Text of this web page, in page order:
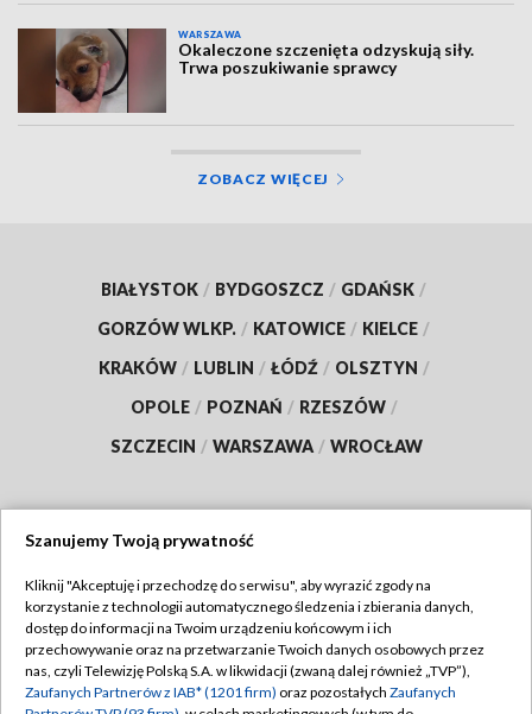
WARSZAWA
Okaleczone szczenięta odzyskują siły.
Trwa poszukiwanie sprawcy
ZOBACZ WIĘCEJ
BIAŁYSTOK / BYDGOSZCZ / GDAŃSK /
GORZÓW WLKP. / KATOWICE / KIELCE /
KRAKÓW / LUBLIN / ŁÓDŹ / OLSZTYN /
OPOLE / POZNAŃ / RZESZÓW /
SZCZECIN / WARSZAWA / WROCŁAW
TVP
Abonament TVP
Emisja w TVP
Regulamin TVP
Polityka prywatności
Szanujemy Twoją prywatność
Kliknij "Akceptuję i przechodzę do serwisu", aby wyrazić zgody na
korzystanie z technologii automatycznego śledzenia i zbierania danych,
dostęp do informacji na Twoim urządzeniu końcowym i ich
przechowywanie oraz na przetwarzanie Twoich danych osobowych przez
nas, czyli Telewizję Polską S.A. w likwidacji (zwaną dalej również „TVP”),
Zaufanych Partnerów z IAB* (1201 firm) oraz pozostałych Zaufanych